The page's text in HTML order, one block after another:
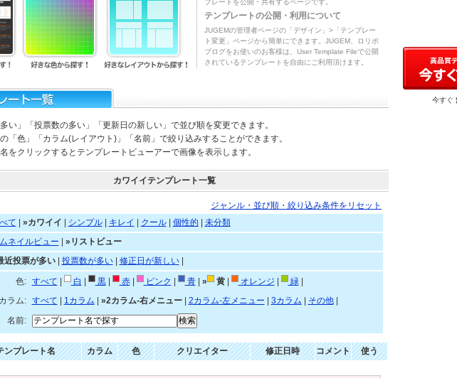
プレートを公開・共有するページです。
テンプレートの公開・利用について
JUGEMの管理者ページの「デザイン」>「テンプレー
ト変更」ページから簡単にできます。JUGEM、ロリポ
ブログをお使いのお客様は、User Template Fileで公開
されているテンプレートを自由にご利用頂けます。
い」「投票数の多い」「更新日の新しい」で並び順を変更できます。
「色」「カラム(レイアウト)」「名前」で絞り込みすることができます。
をクリックするとテンプレートビューアーで画像を表示します。
カワイイテンプレート一覧
ジャンル・並び順・絞り込み条件をリセット
て »カワイイ シンプル| キレイ クール| 個性的
未分類
ネイルビュー
»リストビュー
近投票が多い| 投票数が多い| 修正日が新しい|
色: すべて 白 黒| 赤| ピンク 青| » 黄| オレンジ 緑|
カラム:
すべて 1カラム »2カラム-右メニュー| 2カラム-左メニュー 3カラム その他|
名前:
ンプレート名 カラム 色 クリエイター 修正日時 コメント 使う
今すぐ